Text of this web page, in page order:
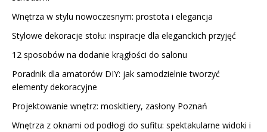
Wnętrza w stylu nowoczesnym: prostota i elegancja
Stylowe dekoracje stołu: inspiracje dla eleganckich przyjęć
12 sposobów na dodanie krągłości do salonu
Poradnik dla amatorów DIY: jak samodzielnie tworzyć
elementy dekoracyjne
Projektowanie wnętrz: moskitiery, zasłony Poznań
Wnętrza z oknami od podłogi do sufitu: spektakularne widoki i